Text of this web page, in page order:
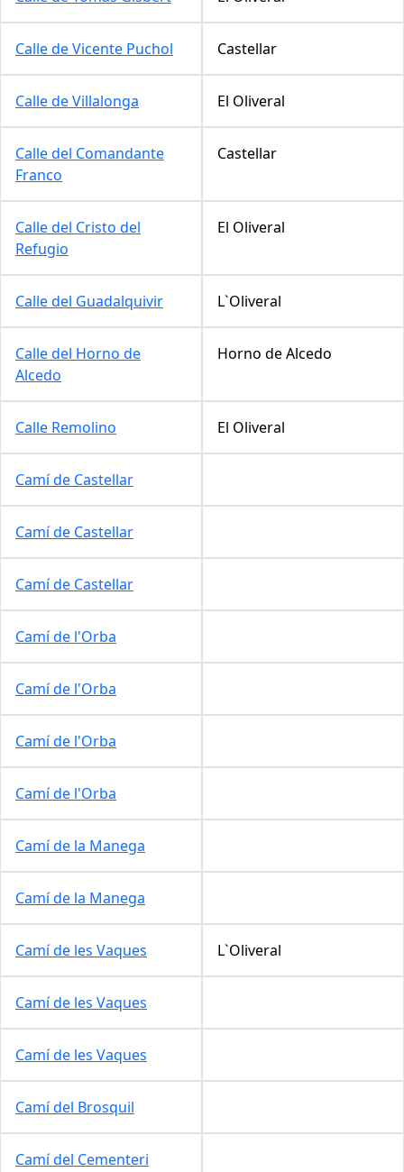
Calle de Vicente Puchol Castellar
Calle de Villalonga El Oliveral
Calle del Comandante
Franco
Castellar
Calle del Cristo del
Refugio
El Oliveral
Calle del Guadalquivir L`Oliveral
Calle del Horno de
Alcedo
Horno de Alcedo
Calle Remolino El Oliveral
Camí de Castellar
Camí de Castellar
Camí de Castellar
Camí de l'Orba
Camí de l'Orba
Camí de l'Orba
Camí de l'Orba
Camí de la Manega
Camí de la Manega
Camí de les Vaques L`Oliveral
Camí de les Vaques
Camí de les Vaques
Camí del Brosquil
Camí del Cementeri